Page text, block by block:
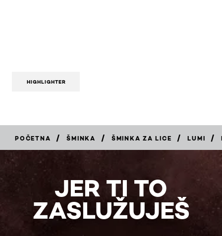
HIGHLIGHTER
POČETNA / ŠMINKA / ŠMINKA ZA LICE / LUMI /
KUPI
JER TI TO
ZASLUŽUJEŠ